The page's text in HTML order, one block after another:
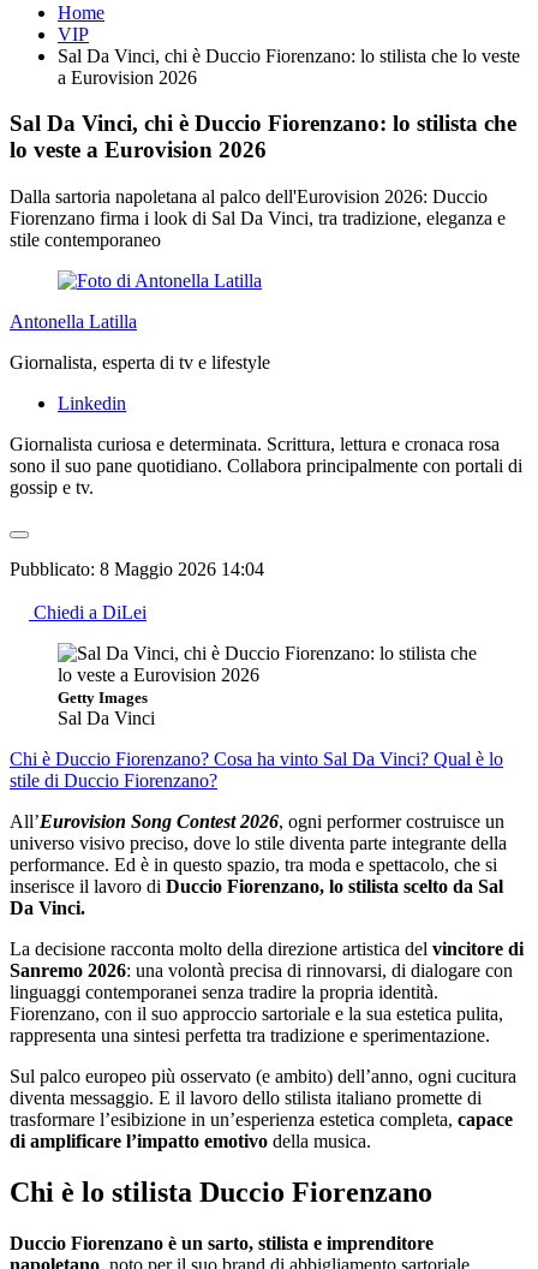
Home
VIP
Sal Da Vinci, chi è Duccio Fiorenzano: lo stilista che lo veste
a Eurovision 2026
Sal Da Vinci, chi è Duccio Fiorenzano: lo stilista che
lo veste a Eurovision 2026
Dalla sartoria napoletana al palco dell'Eurovision 2026: Duccio
Fiorenzano firma i look di Sal Da Vinci, tra tradizione, eleganza e
stile contemporaneo
Antonella Latilla
Giornalista, esperta di tv e lifestyle
Linkedin
Giornalista curiosa e determinata. Scrittura, lettura e cronaca rosa
sono il suo pane quotidiano. Collabora principalmente con portali di
gossip e tv.
Pubblicato: 8 Maggio 2026 14:04
Chiedi a DiLei
Getty Images
Sal Da Vinci
Chi è Duccio Fiorenzano? Cosa ha vinto Sal Da Vinci? Qual è lo
stile di Duccio Fiorenzano?
All’Eurovision Song Contest 2026, ogni performer costruisce un
universo visivo preciso, dove lo stile diventa parte integrante della
performance. Ed è in questo spazio, tra moda e spettacolo, che si
inserisce il lavoro di Duccio Fiorenzano, lo stilista scelto da Sal
Da Vinci.
La decisione racconta molto della direzione artistica del vincitore di
Sanremo 2026: una volontà precisa di rinnovarsi, di dialogare con
linguaggi contemporanei senza tradire la propria identità.
Fiorenzano, con il suo approccio sartoriale e la sua estetica pulita,
rappresenta una sintesi perfetta tra tradizione e sperimentazione.
Sul palco europeo più osservato (e ambito) dell’anno, ogni cucitura
diventa messaggio. E il lavoro dello stilista italiano promette di
trasformare l’esibizione in un’esperienza estetica completa, capace
di amplificare l’impatto emotivo della musica.
Chi è lo stilista Duccio Fiorenzano
Duccio Fiorenzano è un sarto, stilista e imprenditore
napoletano , noto per il suo brand di abbigliamento sartoriale